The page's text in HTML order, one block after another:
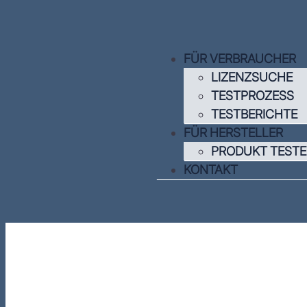
FÜR VERBRAUCHER
LIZENZSUCHE
TESTPROZESS
TESTBERICHTE
FÜR HERSTELLER
PRODUKT
KONTAKT